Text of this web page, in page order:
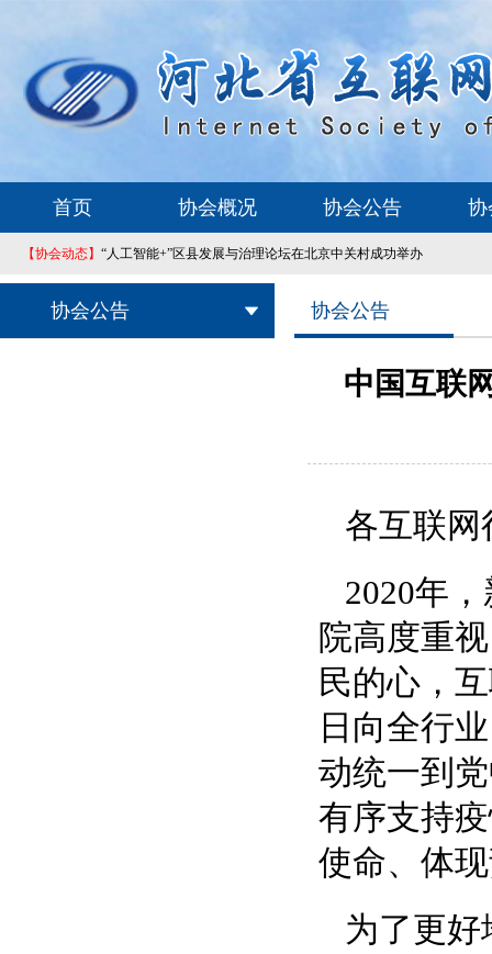
首页 协会概况 协会公告 协
【协会动态】 “人工智能+”区县发展与治理论坛在北京中关村成功举办
协会公告 协会公告
中国互联
各互联网
2020年，
院高度重
民的心，
日向全行
动统一到
有序支持
使命、体
为了更好